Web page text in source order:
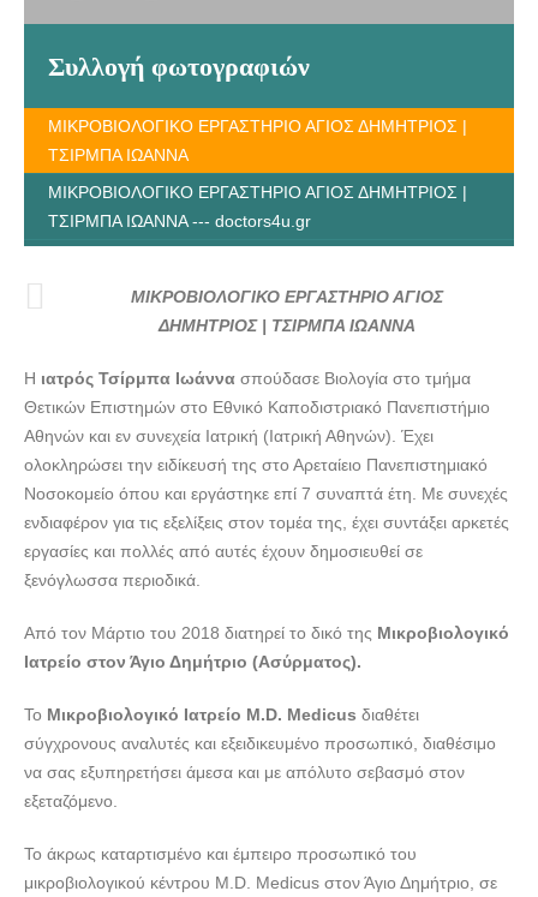
Συλλογή φωτογραφιών
ΜΙΚΡΟΒΙΟΛΟΓΙΚΟ ΕΡΓΑΣΤΗΡΙΟ ΑΓΙΟΣ ΔΗΜΗΤΡΙΟΣ |
ΤΣΙΡΜΠΑ ΙΩΑΝΝΑ
ΜΙΚΡΟΒΙΟΛΟΓΙΚΟ ΕΡΓΑΣΤΗΡΙΟ ΑΓΙΟΣ ΔΗΜΗΤΡΙΟΣ |
ΤΣΙΡΜΠΑ ΙΩΑΝΝΑ --- doctors4u.gr
ΤΣΙΡΜΠΑ ΙΩΑΝΝΑ --- doctors4u.gr
ΜΙΚΡΟΒΙΟΛΟΓΙΚΟ ΕΡΓΑΣΤΗΡΙΟ ΑΓΙΟΣ ΔΗΜΗΤΡΙΟΣ |
ΜΙΚΡΟΒΙΟΛΟΓΙΚΟ ΕΡΓΑΣΤΗΡΙΟ ΑΓΙΟΣ ΔΗΜΗΤΡΙΟΣ |
ΤΣΙΡΜΠΑ ΙΩΑΝΝΑ --- doctors4u.gr
ΜΙΚΡΟΒΙΟΛΟΓΙΚΟ ΕΡΓΑΣΤΗΡΙΟ ΑΓΙΟΣ ΔΗΜΗΤΡΙΟΣ |
ΤΣΙΡΜΠΑ ΙΩΑΝΝΑ --- doctors4u.gr
ΜΙΚΡΟΒΙΟΛΟΓΙΚΟ ΕΡΓΑΣΤΗΡΙΟ ΑΓΙΟΣ ΔΗΜΗΤΡΙΟΣ |
ΤΣΙΡΜΠΑ ΙΩΑΝΝΑ --- doctors4u.gr
ΜΙΚΡΟΒΙΟΛΟΓΙΚΟ ΕΡΓΑΣΤΗΡΙΟ ΑΓΙΟΣ ΔΗΜΗΤΡΙΟΣ |
ΜΙΚΡΟΒΙΟΛΟΓΙΚΟ ΕΡΓΑΣΤΗΡΙΟ ΑΓΙΟΣ ΔΗΜΗΤΡΙΟΣ |
ΜΙΚΡΟΒΙΟΛΟΓΙΚΟ ΕΡΓΑΣΤΗΡΙΟ ΑΓΙΟΣ ΔΗΜΗΤΡΙΟΣ |
ΤΣΙΡΜΠΑ ΙΩΑΝΝΑ --- doctors4u.gr
ΜΙΚΡΟΒΙΟΛΟΓΙΚΟ ΕΡΓΑΣΤΗΡΙΟ ΑΓΙΟΣ ΔΗΜΗΤΡΙΟΣ |
ΤΣΙΡΜΠΑ ΙΩΑΝΝΑ --- doctors4u.gr
ΜΙΚΡΟΒΙΟΛΟΓΙΚΟ ΕΡΓΑΣΤΗΡΙΟ ΑΓΙΟΣ
ΔΗΜΗΤΡΙΟΣ | ΤΣΙΡΜΠΑ ΙΩΑΝΝΑ
Η ιατρός Τσίρμπα Ιωάννα σπούδασε Βιολογία στο τμήμα
Θετικών Επιστημών στο Εθνικό Καποδιστριακό Πανεπιστήμιο
Αθηνών και εν συνεχεία Ιατρική (Ιατρική Αθηνών). Έχει
ολοκληρώσει την ειδίκευσή της στο Αρεταίειο Πανεπιστημιακό
Νοσοκομείο όπου και εργάστηκε επί 7 συναπτά έτη. Με συνεχές
ενδιαφέρον για τις εξελίξεις στον τομέα της, έχει συντάξει αρκετές
εργασίες και πολλές από αυτές έχουν δημοσιευθεί σε
ξενόγλωσσα περιοδικά.
Από τον Μάρτιο του 2018 διατηρεί το δικό της Μικροβιολογικό
Ιατρείο στον Άγιο Δημήτριο (Ασύρματος).
Το Μικροβιολογικό Ιατρείο M.D. Medicus διαθέτει
σύγχρονους αναλυτές και εξειδικευμένο προσωπικό, διαθέσιμο
να σας εξυπηρετήσει άμεσα και με απόλυτο σεβασμό στον
εξεταζόμενο.
Το άκρως καταρτισμένο και έμπειρο προσωπικό του
μικροβιολογικού κέντρου M.D. Medicus στον Άγιο Δημήτριο, σε